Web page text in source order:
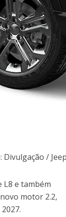
Divulgação /
L8 e também
motor 2.2,